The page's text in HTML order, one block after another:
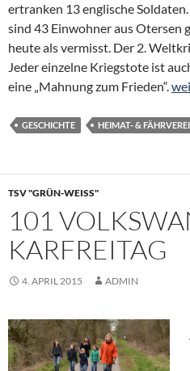
ertranken 13 englische
sind 43 Einwohner aus Otersen
heute als vermisst. Der 2.
Jeder einzelne Kriegstote ist
eine „Mahnung zum Frieden“.
GESCHICHTE HEIMAT- &
TSV "GRÜN-WEISS"
101
KARFREITAG
4. APRIL 2015 ADMIN